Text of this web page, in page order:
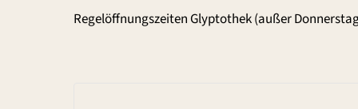
Regelöffnungszeiten Glyptothek (außer